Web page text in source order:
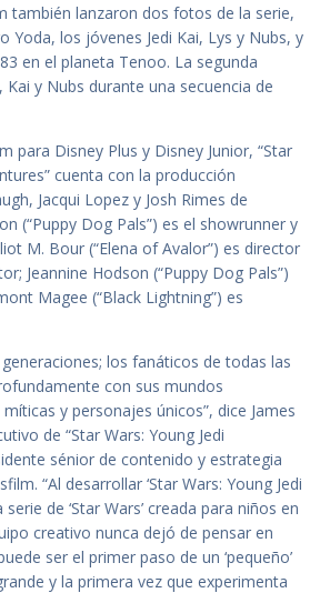
también lanzaron dos fotos de la serie,
Yoda, los jóvenes Jedi Kai, Lys y Nubs, y
en el planeta Tenoo. La segunda
y Nubs durante una secuencia de
para Disney Plus y Disney Junior, “Star
cuenta con la producción
Jacqui Lopez y Josh Rimes de
(“Puppy Dog Pals”) es el showrunner y
M. Bour (“Elena of Avalor”) es director
Jeannine Hodson (“Puppy Dog Pals”)
Magee (“Black Lightning”) es
generaciones; los fanáticos de todas las
con sus mundos
y personajes únicos”, dice James
de “Star Wars: Young Jedi
sénior de contenido y estrategia
“Al desarrollar ‘Star Wars: Young Jedi
de ‘Star Wars’ creada para niños en
creativo nunca dejó de pensar en
ser el primer paso de un ‘pequeño’
y la primera vez que experimenta